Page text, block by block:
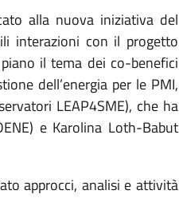
alla nuova iniziativa del
interazioni con il progetto
il tema dei co-benefici
dell’energia per le PMI,
LEAP4SME), che ha
e Karolina Loth-Babut
approcci, analisi e attività